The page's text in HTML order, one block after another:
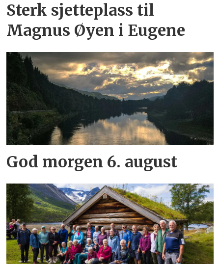
Sterk sjetteplass til
Magnus Øyen i Eugene
God morgen 6. august